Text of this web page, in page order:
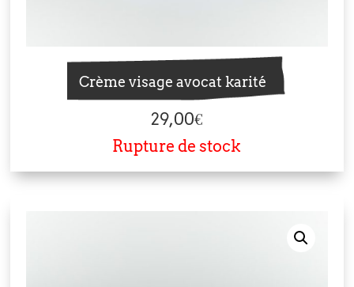
Crème visage avocat karité
29,00€
Rupture de stock